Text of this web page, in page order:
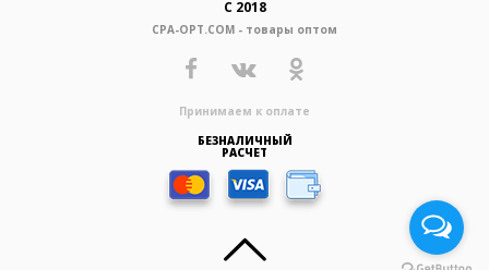
С 2018
CPA-OPT.COM - товары оптом
Принимаем к оплате
БЕЗНАЛИЧНЫЙ
РАСЧЕТ